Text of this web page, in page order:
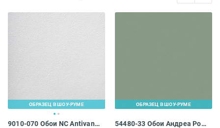
ОБРАЗЕЦ В ШОУ-РУМЕ
9010-070 Обои NC Antivandal Тисненный флизелин
ОБРАЗЕЦ В ШОУ-РУМЕ
54480-33 Обои Андреа Росси Спектрум Бум